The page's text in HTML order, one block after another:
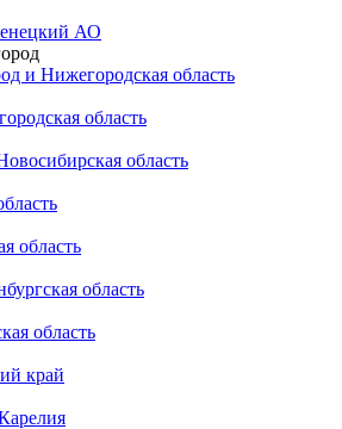
АО
и Нижегородская область
область
область
область
область
область
край